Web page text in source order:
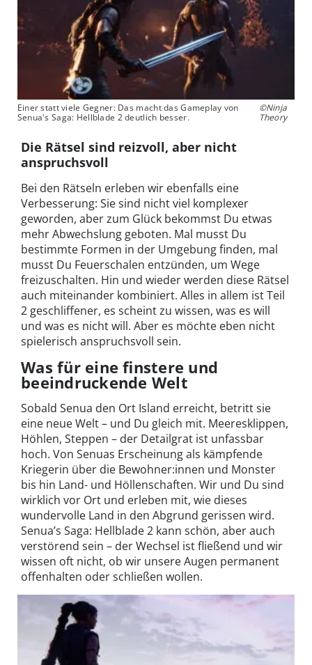
Einer statt viele Gegner: Das macht das Gameplay von
Senua's Saga: Hellblade 2 deutlich besser.
©Ninja
Theory
Die Rätsel sind reizvoll, aber nicht
anspruchsvoll
Bei den Rätseln erleben wir ebenfalls eine
Verbesserung: Sie sind nicht viel komplexer
geworden, aber zum Glück bekommst Du etwas
mehr Abwechslung geboten. Mal musst Du
bestimmte Formen in der Umgebung finden, mal
musst Du Feuerschalen entzünden, um Wege
freizuschalten. Hin und wieder werden diese Rätsel
auch miteinander kombiniert. Alles in allem ist Teil
2 geschliffener, es scheint zu wissen, was es will
und was es nicht will. Aber es möchte eben nicht
spielerisch anspruchsvoll sein.
Was für eine finstere und
beeindruckende Welt
Sobald Senua den Ort Island erreicht, betritt sie
eine neue Welt – und Du gleich mit. Meeresklippen,
Höhlen, Steppen – der Detailgrat ist unfassbar
hoch. Von Senuas Erscheinung als kämpfende
Kriegerin über die Bewohner:innen und Monster
bis hin Land- und Höllenschaften. Wir und Du sind
wirklich vor Ort und erleben mit, wie dieses
wundervolle Land in den Abgrund gerissen wird.
Senua’s Saga: Hellblade 2 kann schön, aber auch
verstörend sein – der Wechsel ist fließend und wir
wissen oft nicht, ob wir unsere Augen permanent
offenhalten oder schließen wollen.